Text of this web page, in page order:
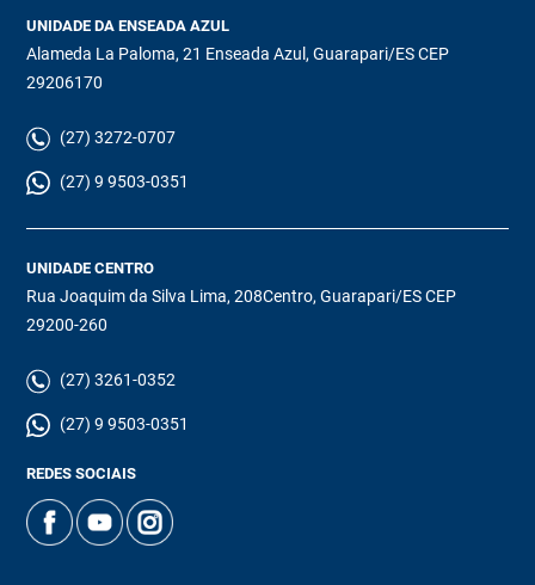
UNIDADE DA ENSEADA AZUL
Alameda La Paloma, 21 Enseada Azul, Guarapari/ES CEP
29206170
(27) 3272-0707
(27) 9 9503-0351
UNIDADE CENTRO
Rua Joaquim da Silva Lima, 208Centro, Guarapari/ES CEP
29200-260
(27) 3261-0352
(27) 9 9503-0351
REDES SOCIAIS